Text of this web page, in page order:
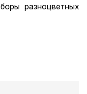
разноцветных